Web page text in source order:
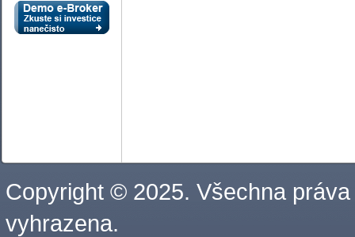
Copyright © 2025. Všechna práva
vyhrazena.